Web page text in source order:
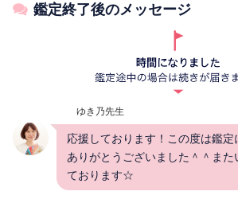
鑑定終了後のメッセージ
ゆき乃先生
応援しております！この度は鑑定
ありがとうございました＾＾また
ております☆